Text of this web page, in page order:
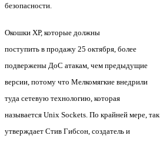
безопасности.
Окошки ХР, которые должны
поступить в продажу 25 октября, более
подвержены ДоС атакам, чем предыдущие
версии, потому что Мелкомягкие внедрили
туда сетевую технологию, которая
называется Unix Sockets. По крайней мере, так
утверждает Стив Гибсон, создатель и